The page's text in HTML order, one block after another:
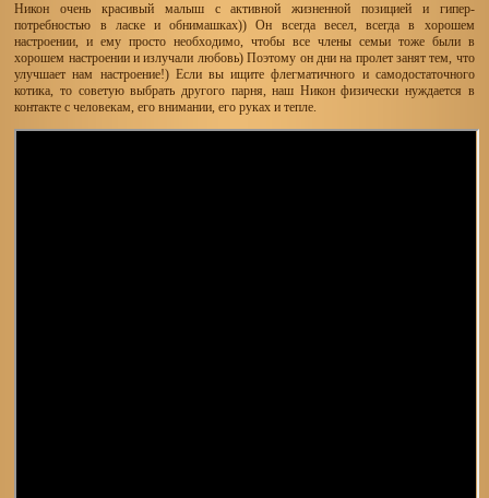
Никон очень красивый малыш с активной жизненной позицией и гипер-
потребностью в ласке и обнимашках)) Он всегда весел, всегда в хорошем
настроении, и ему просто необходимо, чтобы все члены семьи тоже были в
хорошем настроении и излучали любовь) Поэтому он дни на пролет занят тем, что
улучшает нам настроение!) Если вы ищите флегматичного и самодостаточного
котика, то советую выбрать другого парня, наш Никон физически нуждается в
контакте с человекам, его внимании, его руках и тепле.